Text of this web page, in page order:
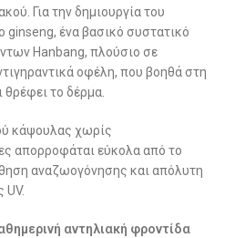
Για την δημιουργία του
ginseng, ένα βασικό συστατικό
Hanbang, πλούσιο σε
οφέλη, που βοηθά στη
το δέρμα.
κάψουλας χωρίς
απορροφάται εύκολα από το
αναζωογόνησης και απόλυτη
UV.
αντηλιακή φροντίδα